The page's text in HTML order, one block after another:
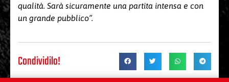
qualità. Sarà sicuramente una partita intensa e con
un grande pubblico”.
Condividilo!